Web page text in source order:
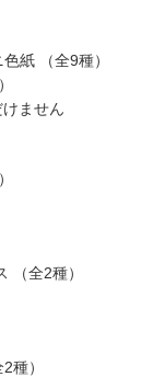
紙 （全9種）
ません
（全2種）
種）